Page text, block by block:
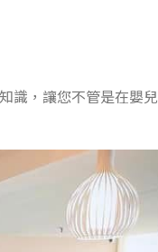
識，讓您不管是在嬰